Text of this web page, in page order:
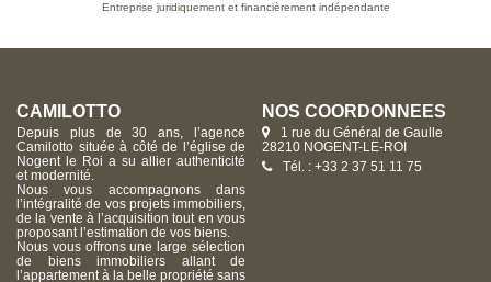
Entreprise juridiquement et financièrement indépendante
CAMILOTTO
Depuis plus de 30 ans, l’agence
Camilotto située à côté de l’église de
Nogent le Roi a su allier authenticité
et modernité.
Nous vous accompagnons dans
l’intégralité de vos projets immobiliers,
de la vente à l’acquisition tout en vous
proposant l’estimation de vos biens.
Nous vous offrons une large sélection
de biens immobiliers allant de
l’appartement à la belle propriété sans
NOS COORDONNÉES
1 rue du Général de Gaulle
28210 NOGENT-LE-ROI
Tél. : +33 2 37 51 11 75